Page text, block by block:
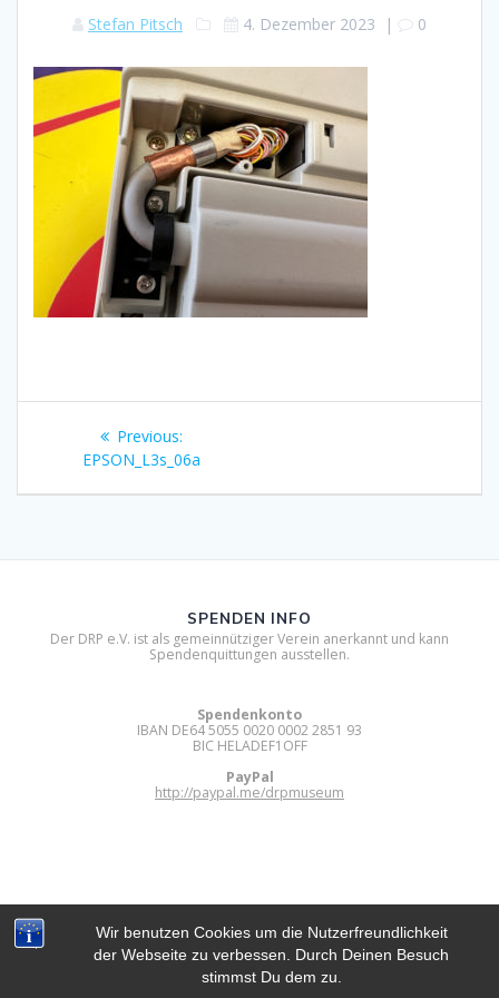
Wir benutzen Cookies um die Nutzerfreundlichkeit
der Webseite zu verbessen. Durch Deinen Besuch
stimmst Du dem zu.
Stefan Pitsch 4. Dezember 2023 | 0
Beitragsnavigation
Previous:Previous
post:
EPSON_L3s_06a
DIGITAL RETRO PARK E.V.
SPENDEN INFO
Der DRP e.V. ist als gemeinnütziger Verein anerkannt und kann
Spendenquittungen ausstellen.
Spendenkonto
IBAN DE64 5055 0020 0002 2851 93
BIC HELADEF1OFF
PayPal
http://paypal.me/drpmuseum